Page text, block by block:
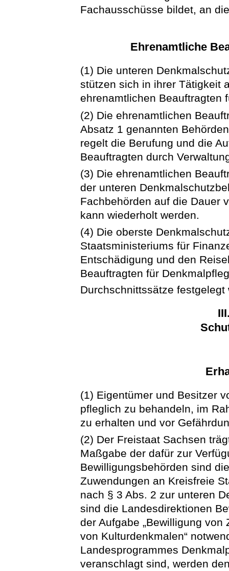
Fachausschüsse bildet, an
Ehrenamtliche
(1) Die unteren
stützen sich in ihrer Tätigkeit
ehrenamtlichen Beauftragten
(2) Die ehrenamtlichen
Absatz 1 genannten
regelt die Berufung und die
Beauftragten durch
(3) Die ehrenamtlichen
der unteren
Fachbehörden auf die Dauer
kann wiederholt werden.
(4) Die oberste
Staatsministeriums für
Entschädigung und den
Beauftragten für
Durchschnittssätze
(1) Eigentümer und Besitzer
pfleglich zu behandeln, im
zu erhalten und vor
(2) Der Freistaat Sachsen
Maßgabe der dafür zur
Bewilligungsbehörden sind
Zuwendungen an Kreisfreie
nach § 3 Abs. 2 zur unteren
sind die Landesdirektionen
der Aufgabe „Bewilligung
von Kulturdenkmalen“
Landesprogrammes
veranschlagt sind, werden